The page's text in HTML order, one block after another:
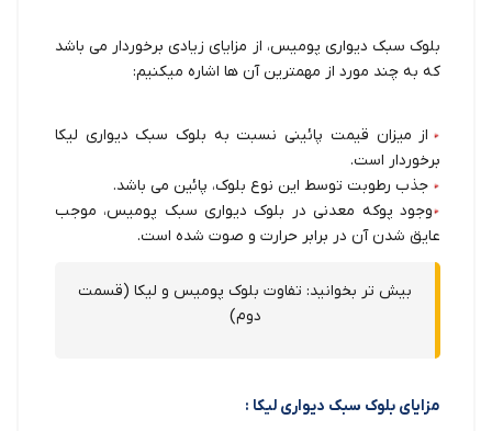
بلوک سبک دیواری پومیس، از مزایای زیادی برخوردار می باشد
که به چند مورد از مهمترین آن ها اشاره میکنیم:
از میزان قیمت پائینی نسبت به بلوک سبک دیواری لیکا
برخوردار است.
جذب رطوبت توسط این نوع بلوک، پائین می باشد.
وجود پوکه معدنی در بلوک دیواری سبک پومیس، موجب
عایق شدن آن در برابر حرارت و صوت شده است.
بیش تر بخوانید: تفاوت بلوک پومیس و لیکا (قسمت
دوم)
مزایای بلوک سبک دیواری لیکا :